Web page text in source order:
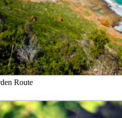
Route